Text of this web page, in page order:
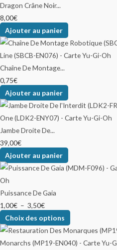
Dragon Crâne Noir...
8,00€
Ajouter au panier
Chaîne De Montage...
0,75€
Ajouter au panier
Jambe Droite De...
39,00€
Ajouter au panier
Puissance De Gaia
1,00€ – 3,50€
Choix des options